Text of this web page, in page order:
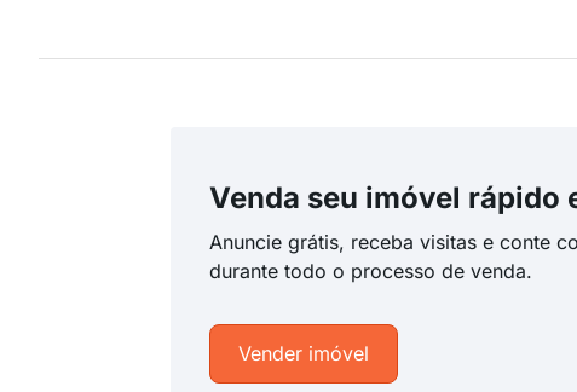
Venda seu imóvel rápido
Anuncie grátis, receba visitas e conte
durante todo o processo de venda.
Vender imóvel